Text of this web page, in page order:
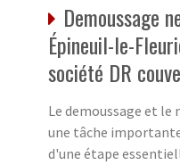
Demoussage
Épineuil-le-
société DR
Le demoussage et
une tâche
d'une étape